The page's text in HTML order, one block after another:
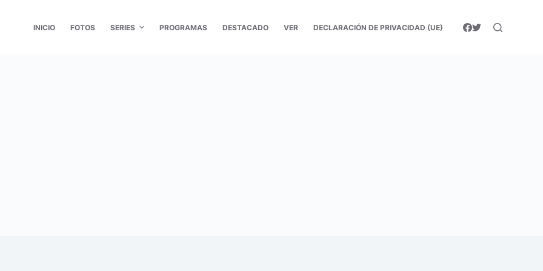
INICIO FOTOS SERIES PROGRAMAS DESTACADO VER DECLARACIÓN DE PRIVACIDAD (UE)